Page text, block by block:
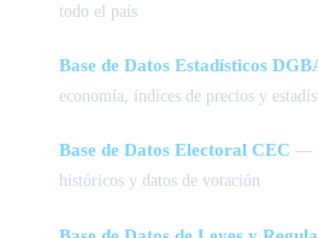
todo el país
Base de Datos Estadísticos
economía, índices de precios y
Base de Datos Electoral CEC —
históricos y datos de votación